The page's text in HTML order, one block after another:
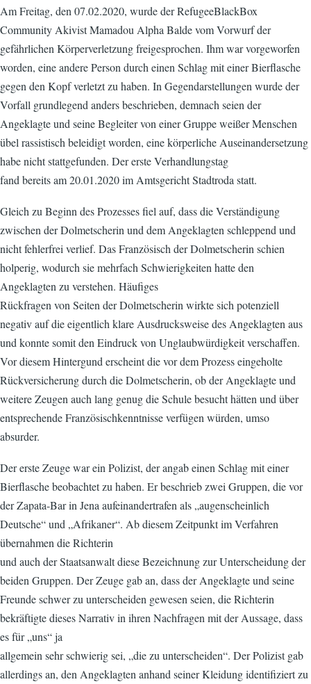
Am Freitag, den 07.02.2020, wurde der RefugeeBlackBox
Community Akivist Mamadou Alpha Balde vom Vorwurf der
gefährlichen Körperverletzung freigesprochen. Ihm war vorgeworfen
worden, eine andere Person durch einen Schlag mit einer Bierflasche
gegen den Kopf verletzt zu haben. In Gegendarstellungen wurde der
Vorfall grundlegend anders beschrieben, demnach seien der
Angeklagte und seine Begleiter von einer Gruppe weißer Menschen
übel rassistisch beleidigt worden, eine körperliche Auseinandersetzung
habe nicht stattgefunden. Der erste Verhandlungstag
fand bereits am 20.01.2020 im Amtsgericht Stadtroda statt.
Gleich zu Beginn des Prozesses fiel auf, dass die Verständigung
zwischen der Dolmetscherin und dem Angeklagten schleppend und
nicht fehlerfrei verlief. Das Französisch der Dolmetscherin schien
holperig, wodurch sie mehrfach Schwierigkeiten hatte den
Angeklagten zu verstehen. Häufiges
Rückfragen von Seiten der Dolmetscherin wirkte sich potenziell
negativ auf die eigentlich klare Ausdrucksweise des Angeklagten aus
und konnte somit den Eindruck von Unglaubwürdigkeit verschaffen.
Vor diesem Hintergund erscheint die vor dem Prozess eingeholte
Rückversicherung durch die Dolmetscherin, ob der Angeklagte und
weitere Zeugen auch lang genug die Schule besucht hätten und über
entsprechende Französischkenntnisse verfügen würden, umso
absurder.
Der erste Zeuge war ein Polizist, der angab einen Schlag mit einer
Bierflasche beobachtet zu haben. Er beschrieb zwei Gruppen, die vor
der Zapata-Bar in Jena aufeinandertrafen als „augenscheinlich
Deutsche“ und „Afrikaner“. Ab diesem Zeitpunkt im Verfahren
übernahmen die Richterin
und auch der Staatsanwalt diese Bezeichnung zur Unterscheidung der
beiden Gruppen. Der Zeuge gab an, dass der Angeklagte und seine
Freunde schwer zu unterscheiden gewesen seien, die Richterin
bekräftigte dieses Narrativ in ihren Nachfragen mit der Aussage, dass
es für „uns“ ja
allgemein sehr schwierig sei, „die zu unterscheiden“. Der Polizist gab
allerdings an, den Angeklagten anhand seiner Kleidung identifiziert zu